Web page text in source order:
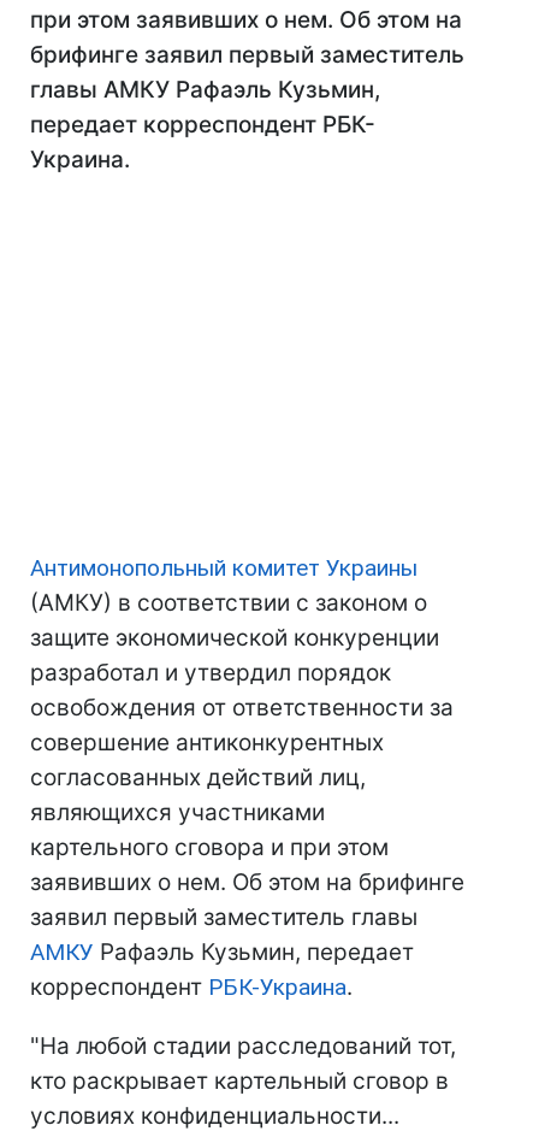
при этом заявивших о нем. Об этом на
брифинге заявил первый заместитель
главы АМКУ Рафаэль Кузьмин,
передает корреспондент РБК-
Украина.
Антимонопольный комитет Украины
(АМКУ) в соответствии с законом о
защите экономической конкуренции
разработал и утвердил порядок
освобождения от ответственности за
совершение антиконкурентных
согласованных действий лиц,
являющихся участниками
картельного сговора и при этом
заявивших о нем. Об этом на брифинге
заявил первый заместитель главы
АМКУ Рафаэль Кузьмин, передает
корреспондент РБК-Украина.
"На любой стадии расследований тот,
кто раскрывает картельный сговор в
условиях конфиденциальности...